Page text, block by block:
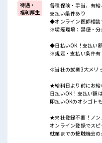
待遇・
福利厚生
各種保険・手当、有
支払い条件あり
◆オンライン医師相
※喫煙環境：禁煙・分
◆日払いOK！支払い
※規定・支払い条件有
≪当社の就業3大メリ
★給料日より前にお
日払いOK！支払い額
即払いOKのオシゴト
★来社登録不要！ノン
オンライン登録でスピ
就業までの接触機会の